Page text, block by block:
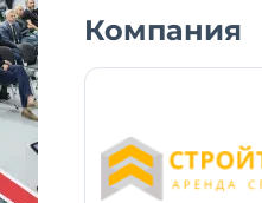
Компания